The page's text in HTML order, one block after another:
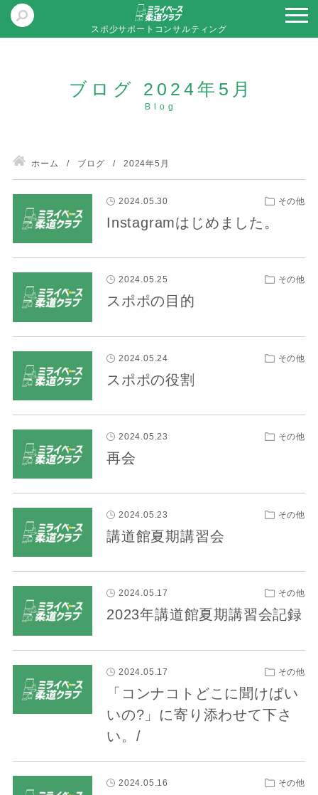
スポ少サポートコンサルティング
ブログ 2024年5月
ホーム ブログ 2024年5月
2024.05.30 その他
Instagramはじめました。
2024.05.25 その他
スポポの目的
2024.05.24 その他
スポポの役割
2024.05.23 その他
再会
2024.05.23 その他
講道館夏期講習会
2024.05.17 その他
2023年講道館夏期講習会記録
2024.05.17 その他
「コンナコトどこに聞けばい
いの?」に寄り添わせて下さ
い。/
2024.05.16 その他